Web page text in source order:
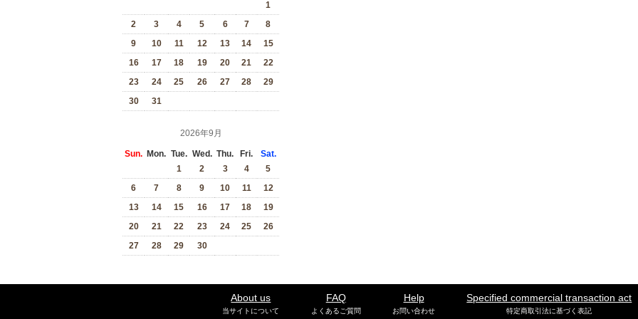
1
2
3 4 5 6 7
8
9
10 11 12 13 14
15
16
17 18 19 20 21
22
23
24 25 26 27 28
29
30
31
2026年9月
Sun. Mon. Tue. Wed. Thu. Fri.
Sat.
1
2 3 4
5
6
7 8 9 10 11
12
13
14 15 16 17 18
19
20
21 22 23 24 25
26
27
28 29 30
About us
当サイトについて
FAQ
よくあるご質問
Help
お問い合わせ
Specified commercial transaction act
特定商取引法に基づく表記